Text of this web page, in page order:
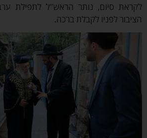
סיום, נותר הראש"ל לתפילת
לפניו לקבלת ברכה.